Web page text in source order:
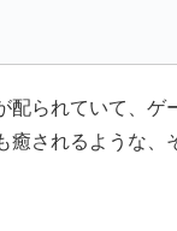
配られていて、ゲ
癒されるような、